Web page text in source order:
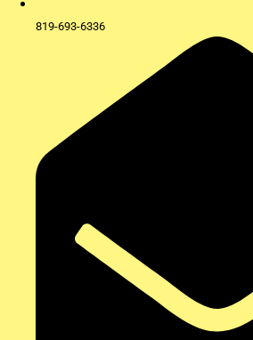
819-693-6336